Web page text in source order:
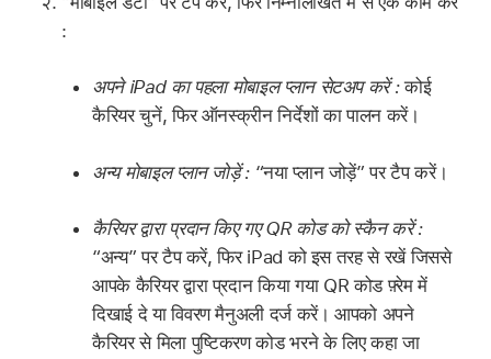
:
अपने iPad का पहला मोबाइल प्लान सेटअप करें :कोई
कैरियर चुनें, फिर ऑनस्क्रीन निर्देशों का पालन करें।
अन्य मोबाइल प्लान जोड़ें : “नया प्लान जोड़ें” पर टैप करें।
कैरियर द्वारा प्रदान किए गए QR कोड को स्कैन करें :
“अन्य” पर टैप करें, फिर iPad को इस तरह से रखें जिससे
आपके कैरियर द्वारा प्रदान किया गया QR कोड फ़्रेम में
दिखाई दे या विवरण मैनुअली दर्ज करें। आपको अपने
कैरियर से मिला पुष्टिकरण कोड भरने के लिए कहा जा